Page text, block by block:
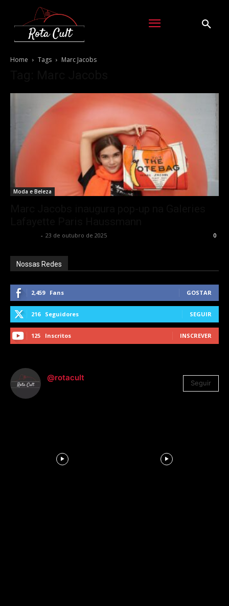
Home Tags Marc Jacobs
Moda e Beleza
- 23 de outubro de 2025 0
Nossas Redes
2,459 Fans GOSTAR
216 Seguidores SEGUIR
125 Inscritos INSCREVER
@rotacult
Seguir